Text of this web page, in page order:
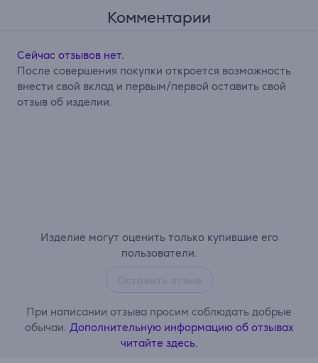
Комментарии
Изделие могут оценить только купившие его
пользователи.
При написании отзыва просим соблюдать добрые
обычаи. Дополнительную информацию об отзывах
читайте здесь.
Сейчас отзывов нет.
После совершения покупки откроется возможность
внести свой вклад и первым/первой оставить свой
отзыв об изделии.